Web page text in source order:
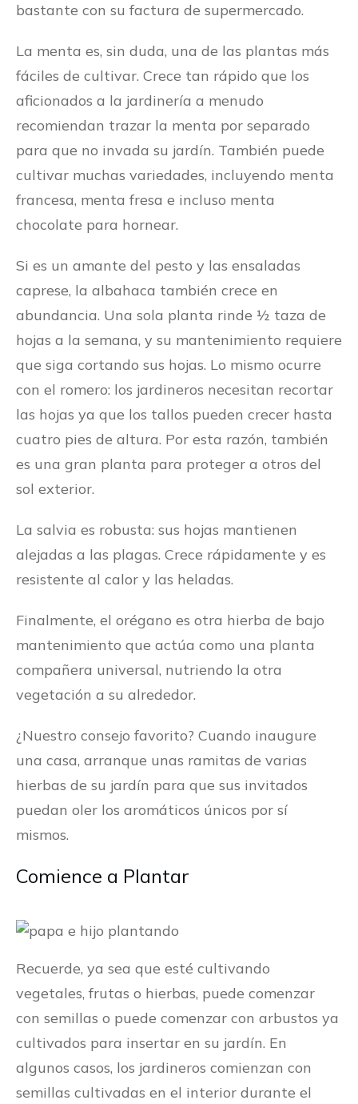
bastante con su factura de supermercado.
La menta es, sin duda, una de las plantas más
fáciles de cultivar. Crece tan rápido que los
aficionados a la jardinería a menudo
recomiendan trazar la menta por separado
para que no invada su jardín. También puede
cultivar muchas variedades, incluyendo menta
francesa, menta fresa e incluso menta
chocolate para hornear.
Si es un amante del pesto y las ensaladas
caprese, la albahaca también crece en
abundancia. Una sola planta rinde ½ taza de
hojas a la semana, y su mantenimiento requiere
que siga cortando sus hojas. Lo mismo ocurre
con el romero: los jardineros necesitan recortar
las hojas ya que los tallos pueden crecer hasta
cuatro pies de altura. Por esta razón, también
es una gran planta para proteger a otros del
sol exterior.
La salvia es robusta: sus hojas mantienen
alejadas a las plagas. Crece rápidamente y es
resistente al calor y las heladas.
Finalmente, el orégano es otra hierba de bajo
mantenimiento que actúa como una planta
compañera universal, nutriendo la otra
vegetación a su alrededor.
¿Nuestro consejo favorito? Cuando inaugure
una casa, arranque unas ramitas de varias
hierbas de su jardín para que sus invitados
puedan oler los aromáticos únicos por sí
mismos.
Comience a Plantar
Recuerde, ya sea que esté cultivando
vegetales, frutas o hierbas, puede comenzar
con semillas o puede comenzar con arbustos ya
cultivados para insertar en su jardín. En
algunos casos, los jardineros comienzan con
semillas cultivadas en el interior durante el